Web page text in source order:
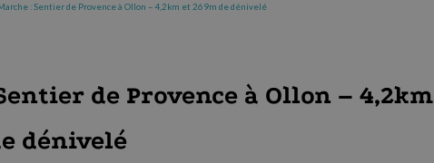
: Sentier de Provence à Ollon – 4,2km et 269m de dénivelé
de Provence à Ollon – 4,2km
dénivelé